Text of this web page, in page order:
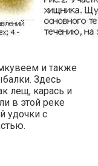
и также
Здесь
лещ, карась и
в этой реке
удочки с